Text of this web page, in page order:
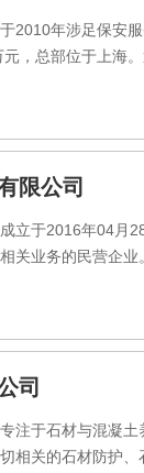
2010年涉足保安
，总部位于上海
限公司
立于2016年04月
关业务的民营企
司
注于石材与混凝
相关的石材防护